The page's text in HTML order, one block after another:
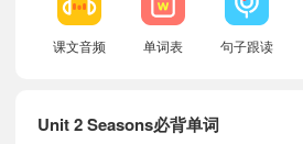
课文音频 单词表 句子跟读
Unit 2 Seasons必背单词